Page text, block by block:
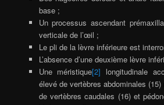
base ;
Un processus ascendant
verticale de l’œil ;
Le pli de la lèvre inférieure est
L’absence d’une deuxième lèvre
Une méristique[2] longitudinale
élevé de vertèbres abdominales
de vertèbres caudales (16) et